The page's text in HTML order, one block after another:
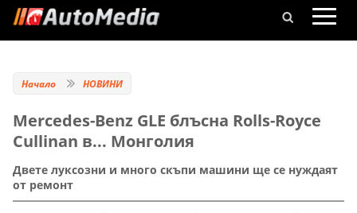
Начало НОВИНИ
Mercedes-Benz GLE блъсна Rolls-Royce
Cullinan в... Монголия
Двете луксозни и много скъпи машини ще се нуждаят
от ремонт